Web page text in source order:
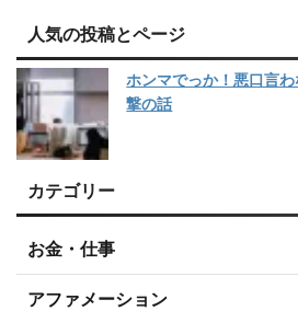
人気の投稿とページ
ホンマでっか！悪口言
撃の話
カテゴリー
お金・仕事
アファメーション